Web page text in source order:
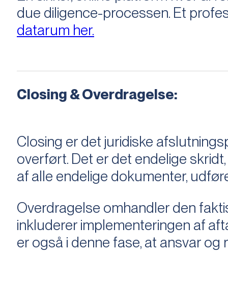
due diligence-processen. Et
datarum her.
Closing & Overdragelse:
Closing er det juridiske
overført. Det er det endelige
af alle endelige dokumenter,
Overdragelse omhandler den
inkluderer implementeringen af
er også i denne fase, at ansvar